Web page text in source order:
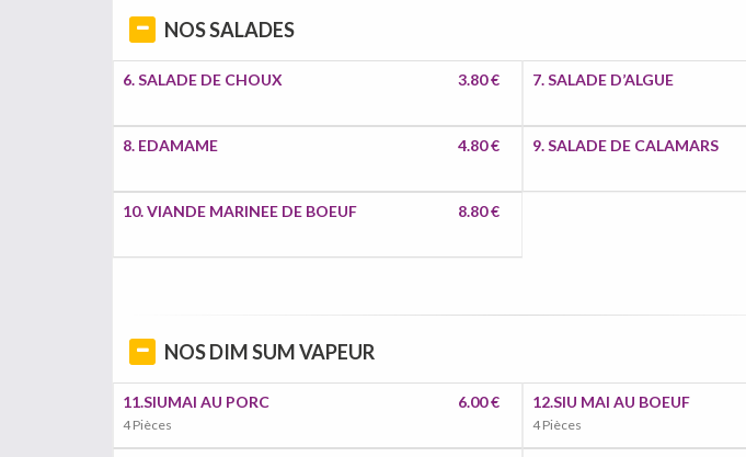
NOS SALADES
6. SALADE DE CHOUX 3.80 € 7. SALADE D’ALGUE
8. EDAMAME 4.80 € 9. SALADE DE CALAMARS
10. VIANDE MARINEE DE BOEUF 8.80 €
NOS DIM SUM VAPEUR
11.SIUMAI AU PORC
4 Pièces
6.00 € 12.SIU MAI AU BOEUF
4 Pièces